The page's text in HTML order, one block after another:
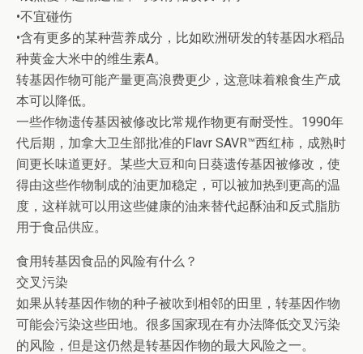
•不宜碰伤
•含有更多的某种营养成分，比如欧洲研发的转基因水稻品
种黄金大米中的维生素A。
转基因作物可能产量更高浪费更少，这意味着粮食生产成
本可以降低。
一些作物遗传基因被修改比常规作物更有耐受性。1990年
代后期，加拿大卫生部批准的Flavr SAVR™西红柿，成熟时
间更长味道更好。某些大豆和向日葵遗传基因被修改，使
得由这些作物制成的油更加稳定，可以被加热到更高的温
度，这样就可以用这些健康的油来替代起酥油和反式脂肪
用于食品供应。
食用转基因食品的风险有什么？
交叉污染
如果从转基因作物的种子被吹到相邻的田里，转基因作物
可能会污染这些田地。很多国家现在有办法降低交叉污染
的风险，但是这仍然是转基因作物的最大风险之一。